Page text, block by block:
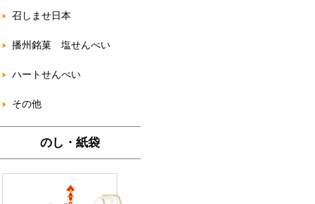
召しませ日本
播州銘菓 塩せんべい
ハートせんべい
その他
のし・紙袋